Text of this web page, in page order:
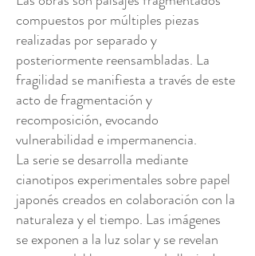
compuestos por múltiples piezas
realizadas por separado y
posteriormente reensambladas. La
fragilidad se manifiesta a través de este
acto de fragmentación y
recomposición, evocando
vulnerabilidad e impermanencia.
La serie se desarrolla mediante
cianotipos experimentales sobre papel
japonés creados en colaboración con la
naturaleza y el tiempo. Las imágenes
se exponen a la luz solar y se revelan